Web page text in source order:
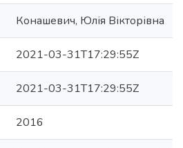
Конашевич, Юлія Вікторівна
2021-03-31T17:29:55Z
2021-03-31T17:29:55Z
2016